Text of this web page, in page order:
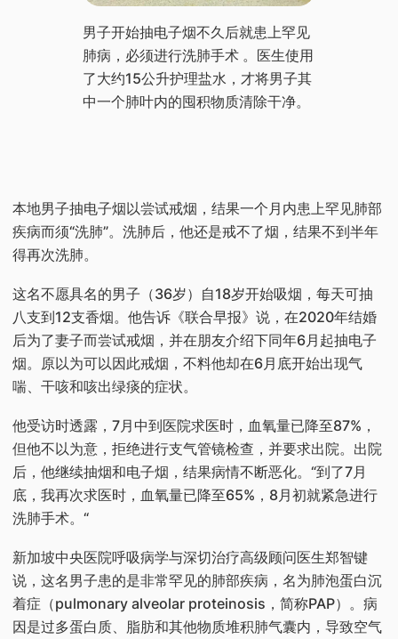
男子开始抽电子烟不久后就患上罕见
肺病，必须进行洗肺手术 。医生使用
了大约15公升护理盐水，才将男子其
中一个肺叶内的囤积物质清除干净。
本地男子抽电子烟以尝试戒烟，结果一个月内患上罕见肺部
疾病而须“洗肺”。洗肺后，他还是戒不了烟，结果不到半年
得再次洗肺。
这名不愿具名的男子（36岁）自18岁开始吸烟，每天可抽
八支到12支香烟。他告诉《联合早报》说，在2020年结婚
后为了妻子而尝试戒烟，并在朋友介绍下同年6月起抽电子
烟。原以为可以因此戒烟，不料他却在6月底开始出现气
喘、干咳和咳出绿痰的症状。
他受访时透露，7月中到医院求医时，血氧量已降至87%，
但他不以为意，拒绝进行支气管镜检查，并要求出院。出院
后，他继续抽烟和电子烟，结果病情不断恶化。“到了7月
底，我再次求医时，血氧量已降至65%，8月初就紧急进行
洗肺手术。“
新加坡中央医院呼吸病学与深切治疗高级顾问医生郑智键
说，这名男子患的是非常罕见的肺部疾病，名为肺泡蛋白沉
着症（pulmonary alveolar proteinosis，简称PAP）。病
因是过多蛋白质、脂肪和其他物质堆积肺气囊内，导致空气